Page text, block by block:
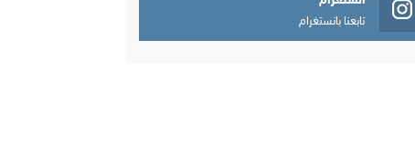
تابعنا بانستغرام